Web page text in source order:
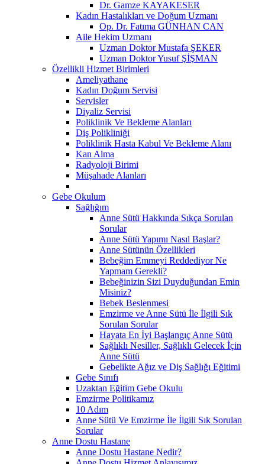
Dr. Gamze KAYAKESER
Kadın Hastalıkları ve Doğum Uzmanı
Op. Dr. Fatıma GÜNHAN CAN
Aile Hekim Uzmanı
Uzman Doktor Mustafa ŞEKER
Uzman Doktor Yusuf ŞİŞMAN
Özellikli Hizmet Birimleri
Ameliyathane
Kadın Doğum Servisi
Servisler
Diyaliz Servisi
Poliklinik Ve Bekleme Alanları
Diş Polikliniği
Poliklinik Hasta Kabul Ve Bekleme Alanı
Kan Alma
Radyoloji Birimi
Müşahade Alanları
Gebe Okulum
Sağlığım
Anne Sütü Hakkında Sıkça Sorulan
Sorular
Anne Sütü Yapımı Nasıl Başlar?
Anne Sütünün Özellikleri
Bebeğim Emmeyi Reddediyor Ne
Yapmam Gerekli?
Bebeğinizin Sizi Duyduğundan Emin
Misiniz?
Bebek Beslenmesi
Emzirme ve Anne Sütü İle İlgili Sık
Sorulan Sorular
Hayata En İyi Başlangıç Anne Sütü
Sağlıklı Nesiller, Sağlıklı Gelecek İçin
Anne Sütü
Gebelikte Ağız ve Diş Sağlığı Eğitimi
Gebe Sınıfı
Uzaktan Eğitim Gebe Okulu
Emzirme Politikamız
10 Adım
Anne Sütü Ve Emzirme İle İlgili Sık Sorulan
Sorular
Anne Dostu Hastane
Anne Dostu Hastane Nedir?